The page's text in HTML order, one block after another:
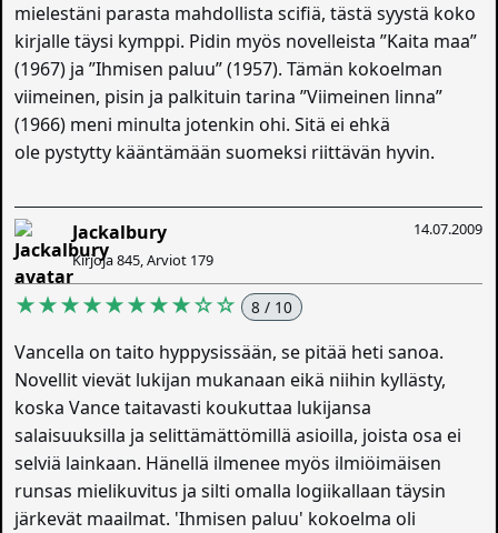
mielestäni parasta mahdollista scifiä, tästä syystä koko
kirjalle täysi kymppi. Pidin myös novelleista ”Kaita maa”
(1967) ja ”Ihmisen paluu” (1957). Tämän kokoelman
viimeinen, pisin ja palkituin tarina ”Viimeinen linna”
(1966) meni minulta jotenkin ohi. Sitä ei ehkä
ole pystytty kääntämään suomeksi riittävän hyvin.
14.07.2009
Jackalbury
Kirjoja 845, Arviot 179
★★★★★★★★☆☆ 8 / 10
Vancella on taito hyppysissään, se pitää heti sanoa.
Novellit vievät lukijan mukanaan eikä niihin kyllästy,
koska Vance taitavasti koukuttaa lukijansa
salaisuuksilla ja selittämättömillä asioilla, joista osa ei
selviä lainkaan. Hänellä ilmenee myös ilmiöimäisen
runsas mielikuvitus ja silti omalla logiikallaan täysin
järkevät maailmat. 'Ihmisen paluu' kokoelma oli